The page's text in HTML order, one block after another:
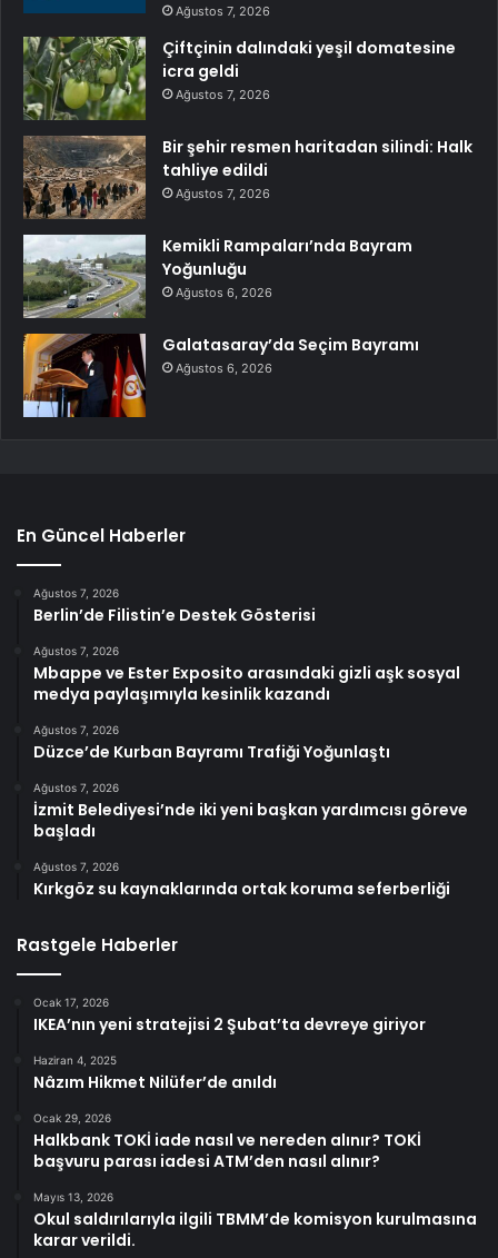
Ağustos 7, 2026
Çiftçinin dalındaki yeşil domatesine
icra geldi
Ağustos 7, 2026
Bir şehir resmen haritadan silindi: Halk
tahliye edildi
Ağustos 7, 2026
Kemikli Rampaları’nda Bayram
Yoğunluğu
Ağustos 6, 2026
Galatasaray’da Seçim Bayramı
Ağustos 6, 2026
En Güncel Haberler
Ağustos 7, 2026
Berlin’de Filistin’e Destek Gösterisi
Ağustos 7, 2026
Mbappe ve Ester Exposito arasındaki gizli aşk sosyal
medya paylaşımıyla kesinlik kazandı
Ağustos 7, 2026
Düzce’de Kurban Bayramı Trafiği Yoğunlaştı
Ağustos 7, 2026
İzmit Belediyesi’nde iki yeni başkan yardımcısı göreve
başladı
Ağustos 7, 2026
Kırkgöz su kaynaklarında ortak koruma seferberliği
Rastgele Haberler
Ocak 17, 2026
IKEA’nın yeni stratejisi 2 Şubat’ta devreye giriyor
Haziran 4, 2025
Nâzım Hikmet Nilüfer’de anıldı
Ocak 29, 2026
Halkbank TOKİ iade nasıl ve nereden alınır? TOKİ
başvuru parası iadesi ATM’den nasıl alınır?
Mayıs 13, 2026
Okul saldırılarıyla ilgili TBMM’de komisyon kurulmasına
karar verildi.